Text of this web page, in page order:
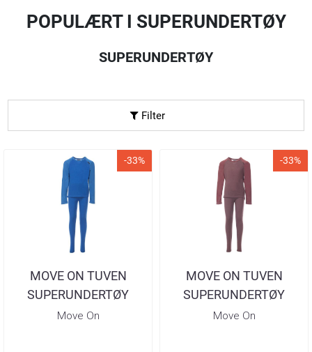
POPULÆRT I SUPERUNDERTØY
SUPERUNDERTØY
Filter
-33%
MOVE ON TUVEN
SUPERUNDERTØY
BLUE BARN
Move On
-33%
MOVE ON TUVEN
SUPERUNDERTØY
ROSE BARN
Move On